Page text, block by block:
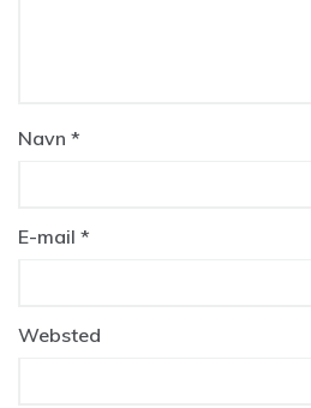
Navn *
E-mail *
Websted